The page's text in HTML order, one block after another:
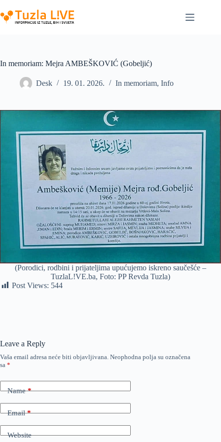
to
content
In memoriam: Mejra AMBEŠKOVIĆ (Gobeljić)
Desk 19. 01. 2026. In memoriam, Info
(Porodici, rodbini i prijateljima upućujemo iskreno saučešće –
TuzlaL!VE.ba, Foto: PP Revda Tuzla)
Post Views: 544
Leave a Reply
Vaša email adresa neće biti objavljivana. Neophodna polja su označena
sa *
Name*
Email*
Website